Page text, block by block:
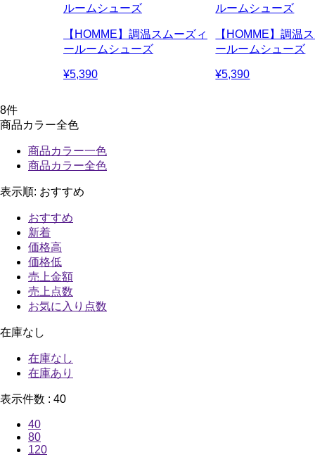
ルームシューズ
【HOMME】調温スムーズィ
ールームシューズ
¥5,390
ルームシューズ
【HOMME】調温
ールームシューズ
¥5,390
8件
商品カラー全色
商品カラー一色
商品カラー全色
表示順: おすすめ
おすすめ
新着
価格高
価格低
売上金額
売上点数
お気に入り点数
在庫なし
在庫なし
在庫あり
表示件数 : 40
40
80
120